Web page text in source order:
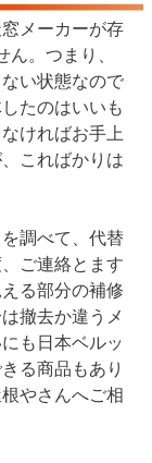
メーカーが存
。つまり、
い状態なので
たのはいいも
ければお手上
こればかりは
調べて、代替
ご連絡とます
る部分の補修
撤去か違うメ
も日本ベルッ
る商品もあり
やさんへご相